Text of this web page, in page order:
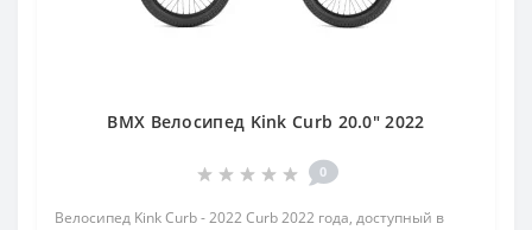
BMX Велосипед Kink Curb 20.0" 2022
0
Велосипед Kink Curb - 2022 Curb 2022 года, доступный в